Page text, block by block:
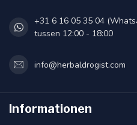
+31 6 16 05 35 04
tussen 12:00 - 18:00
info@herbaldrogist.com
Informationen